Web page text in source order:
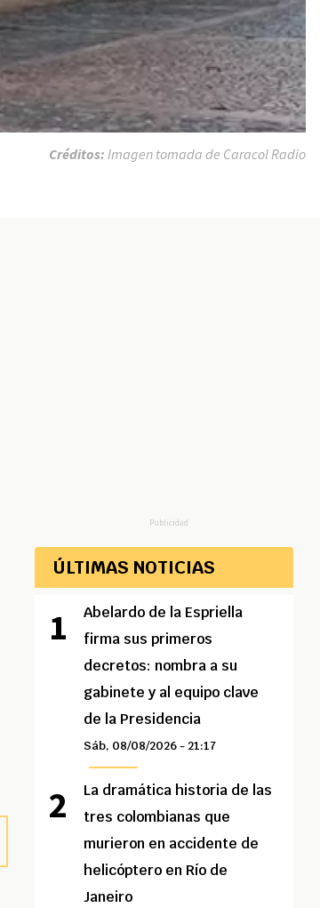
Créditos: Imagen tomada de Caracol Radio
Publicidad
ÚLTIMAS NOTICIAS
Abelardo de la Espriella
firma sus primeros
decretos: nombra a su
gabinete y al equipo clave
de la Presidencia
Sáb, 08/08/2026 - 21:17
La dramática historia de las
tres colombianas que
murieron en accidente de
helicóptero en Río de
Janeiro